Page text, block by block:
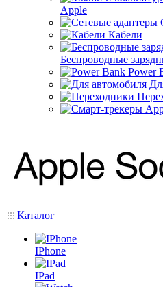
Apple
Кабели
Беспроводные
Power
Каталог
IPhone
IPad